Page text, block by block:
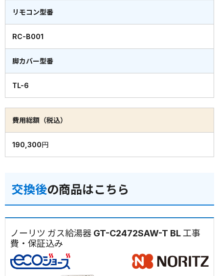
リモコン型番
RC-B001
脚カバー型番
TL-6
費用総額（税込）
190,300円
交換後の商品はこちら
ノーリツ ガス給湯器 GT-C2472SAW-T BL 工事
費・保証込み